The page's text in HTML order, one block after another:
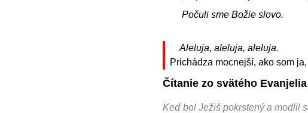
Počuli sme Božie slovo.
Aleluja, aleluja, aleluja.
Prichádza mocnejší, ako som
Čítanie zo svätého
Keď bol Ježiš pokrstený a modlil